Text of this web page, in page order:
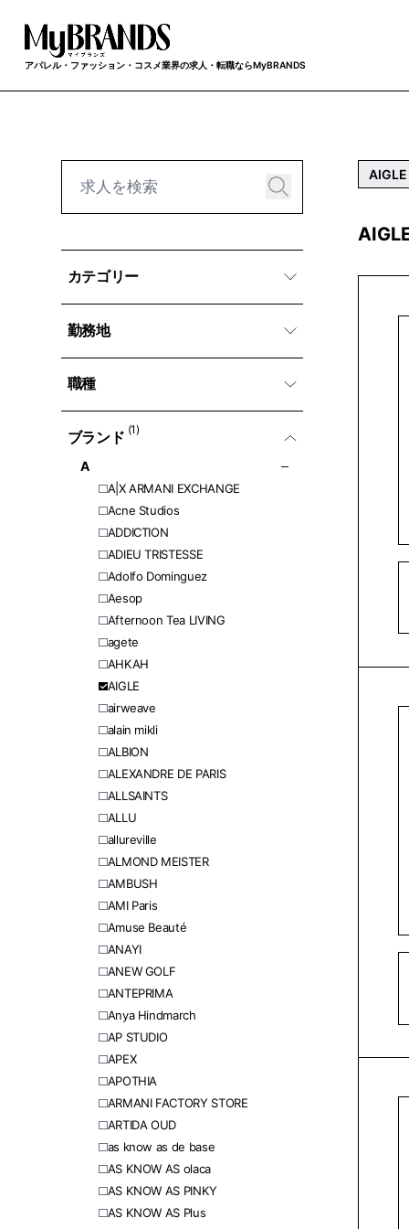
アパレル・ファッション・コスメ業界の求人・転職ならMyBRANDS
カテゴリー
勤務地
職種
ブランド (1)
A
A|X ARMANI EXCHANGE
Acne Studios
ADDICTION
ADIEU TRISTESSE
Adolfo Dominguez
Aesop
Afternoon Tea LIVING
agete
AHKAH
AIGLE
airweave
alain mikli
ALBION
ALEXANDRE DE PARIS
ALLSAINTS
ALLU
allureville
ALMOND MEISTER
AMBUSH
AMI Paris
Amuse Beauté
ANAYI
ANEW GOLF
ANTEPRIMA
Anya Hindmarch
AP STUDIO
APEX
APOTHIA
ARMANI FACTORY STORE
ARTIDA OUD
as know as de base
AS KNOW AS olaca
AS KNOW AS PINKY
AS KNOW AS Plus
AIGLE